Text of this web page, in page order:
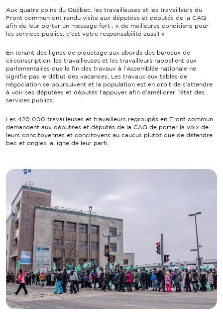
Aux quatre coins du Québec, les travailleuses et les travailleurs du
Front commun ont rendu visite aux députées et députés de la CAQ
afin de leur porter un message fort : « de meilleures conditions pour
les services publics, c’est votre responsabilité aussi! »
En tenant des lignes de piquetage aux abords des bureaux de
circonscription, les travailleuses et les travailleurs rappellent aux
parlementaires que la fin des travaux à l’Assemblée nationale ne
signifie pas le début des vacances. Les travaux aux tables de
négociation se poursuivent et la population est en droit de s’attendre
à voir ses députées et députés l’appuyer afin d’améliorer l’état des
services publics.
Les 420 000 travailleuses et travailleurs regroupés en Front commun
demandent aux députées et députés de la CAQ de porter la voix de
leurs concitoyennes et concitoyens au caucus plutôt que de défendre
bec et ongles la ligne de leur parti.